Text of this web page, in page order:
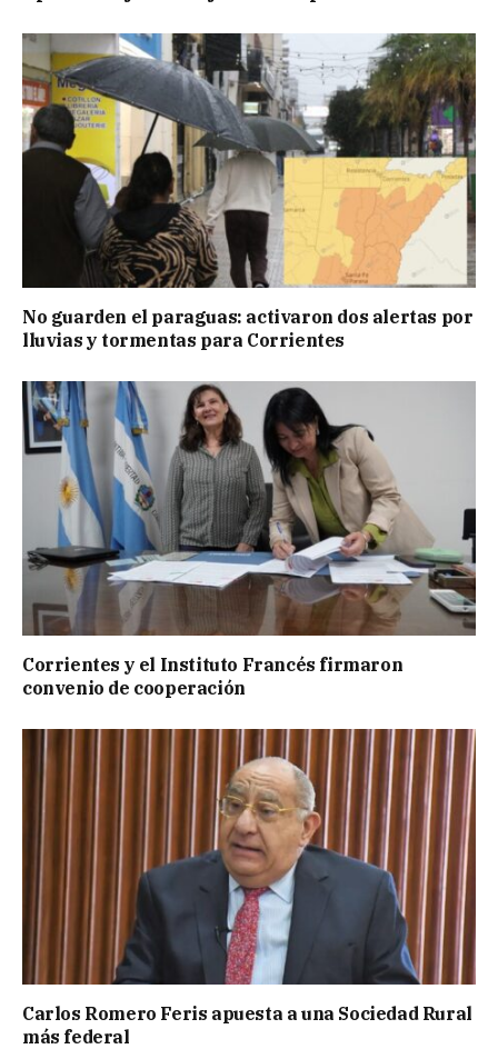
No guarden el paraguas: activaron dos alertas por
lluvias y tormentas para Corrientes
Corrientes y el Instituto Francés firmaron
convenio de cooperación
Carlos Romero Feris apuesta a una Sociedad Rural
más federal